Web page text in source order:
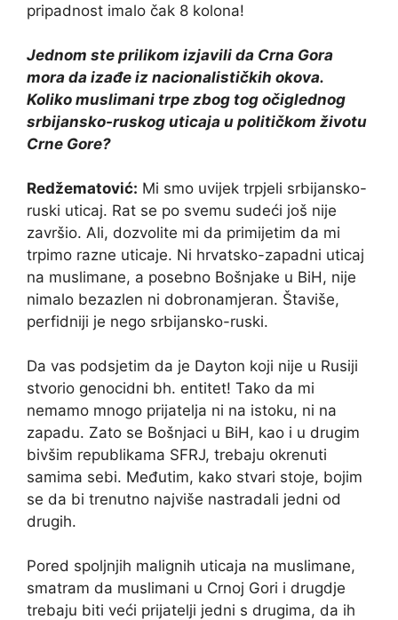
pripadnost imalo čak 8 kolona!
Jednom ste prilikom izjavili da Crna Gora
mora da izađe iz nacionalističkih okova.
Koliko muslimani trpe zbog tog očiglednog
srbijansko-ruskog uticaja u političkom životu
Crne Gore?
Redžematović: Mi smo uvijek trpjeli srbijansko-
ruski uticaj. Rat se po svemu sudeći još nije
završio. Ali, dozvolite mi da primijetim da mi
trpimo razne uticaje. Ni hrvatsko-zapadni uticaj
na muslimane, a posebno Bošnjake u BiH, nije
nimalo bezazlen ni dobronamjeran. Štaviše,
perfidniji je nego srbijansko-ruski.
Da vas podsjetim da je Dayton koji nije u Rusiji
stvorio genocidni bh. entitet! Tako da mi
nemamo mnogo prijatelja ni na istoku, ni na
zapadu. Zato se Bošnjaci u BiH, kao i u drugim
bivšim republikama SFRJ, trebaju okrenuti
samima sebi. Međutim, kako stvari stoje, bojim
se da bi trenutno najviše nastradali jedni od
drugih.
Pored spoljnjih malignih uticaja na muslimane,
smatram da muslimani u Crnoj Gori i drugdje
trebaju biti veći prijatelji jedni s drugima, da ih